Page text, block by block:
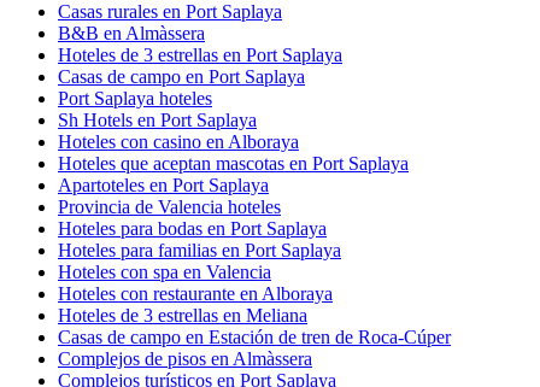
Casas rurales en Port Saplaya
B&B en Almàssera
Hoteles de 3 estrellas en Port Saplaya
Casas de campo en Port Saplaya
Port Saplaya hoteles
Sh Hotels en Port Saplaya
Hoteles con casino en Alboraya
Hoteles que aceptan mascotas en Port Saplaya
Apartoteles en Port Saplaya
Provincia de Valencia hoteles
Hoteles para bodas en Port Saplaya
Hoteles para familias en Port Saplaya
Hoteles con spa en Valencia
Hoteles con restaurante en Alboraya
Hoteles de 3 estrellas en Meliana
Casas de campo en Estación de tren de Roca-Cúper
Complejos de pisos en Almàssera
Complejos turísticos en Port Saplaya